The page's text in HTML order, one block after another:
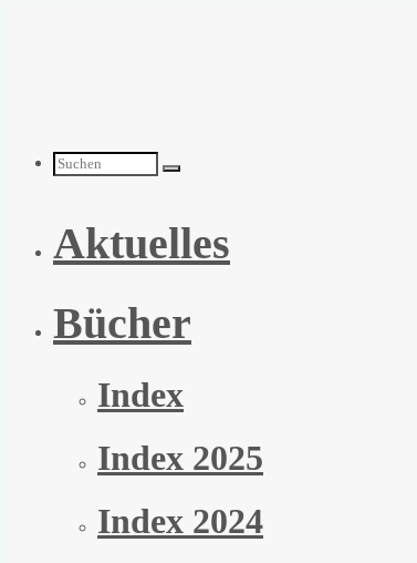
Suchen
nach:
Aktuelles
Bücher
Index
Index 2025
Index 2024